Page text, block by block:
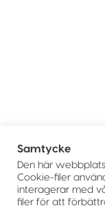
Samtycke
Den här
Cookie-filer
interagerar med
filer för att